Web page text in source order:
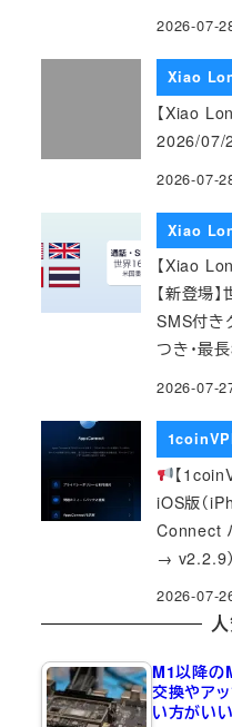
2026-07-
Xiao
【Xiao
2026/07/
2026-07-
Xiao
【Xiao
【新登場
SMS付き
つき・最
2026-07-
【
iOS版（
Connect
→ v2.2.9
2026-07-
M1以降の
交換やア
い方がい